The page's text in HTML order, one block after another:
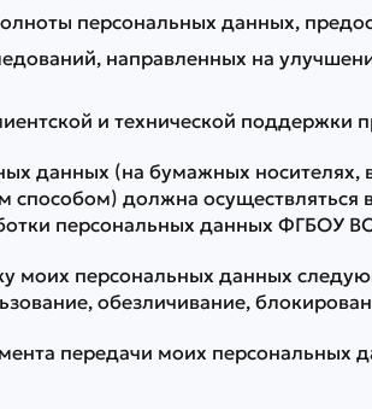
персональных данных,
направленных на
и технической поддержки
данных (на бумажных
должна осуществляться
персональных данных ФГБОУ
моих персональных данных
обезличивание,
передачи моих